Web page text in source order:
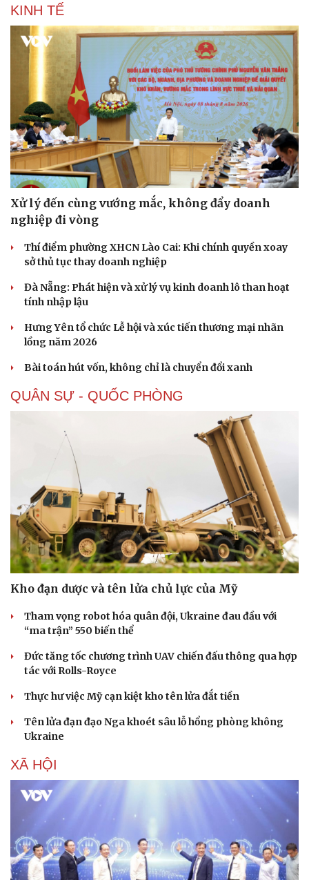
Sức khỏe
Cây thuốc
Sản phụ khoa
Nhi khoa
Nam khoa
Làm đẹp - giảm cân
Phòng mạch online
Đời sống
Blog
KINH TẾ
Xử lý đến cùng vướng mắc, không đẩy doanh
nghiệp đi vòng
Thí điểm phường XHCN Lào Cai: Khi chính quyền xoay
sở thủ tục thay doanh nghiệp
Đà Nẵng: Phát hiện và xử lý vụ kinh doanh lô than hoạt
tính nhập lậu
Hưng Yên tổ chức Lễ hội và xúc tiến thương mại nhãn
lồng năm 2026
Bài toán hút vốn, không chỉ là chuyển đổi xanh
QUÂN SỰ - QUỐC PHÒNG
Kho đạn dược và tên lửa chủ lực của Mỹ
Tham vọng robot hóa quân đội, Ukraine đau đầu với
“ma trận” 550 biến thể
Đức tăng tốc chương trình UAV chiến đấu thông qua hợp
tác với Rolls-Royce
Thực hư việc Mỹ cạn kiệt kho tên lửa đắt tiền
Tên lửa đạn đạo Nga khoét sâu lỗ hổng phòng không
Ukraine
XÃ HỘI